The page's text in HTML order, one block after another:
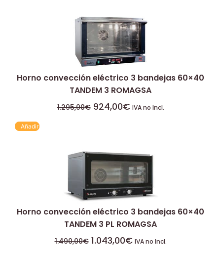
Horno convección eléctrico 3 bandejas 60×40
TANDEM 3 ROMAGSA
1.295,00€ 924,00€ IVA no Incl.
Añadir
Horno convección eléctrico 3 bandejas 60×40
TANDEM 3 PL ROMAGSA
1.490,00€ 1.043,00€ IVA no Incl.